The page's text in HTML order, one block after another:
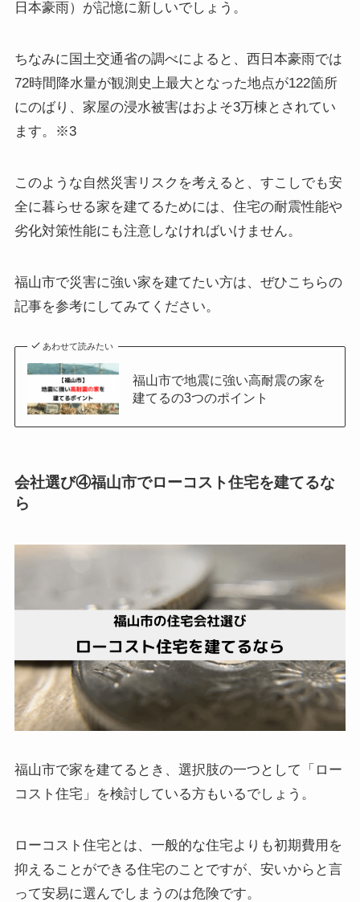
日本豪雨）が記憶に新しいでしょう。
ちなみに国土交通省の調べによると、西日本豪雨では
72時間降水量が観測史上最大となった地点が122箇所
にのばり、家屋の浸水被害はおよそ3万棟とされてい
ます。※3
このような自然災害リスクを考えると、すこしでも安
全に暮らせる家を建てるためには、住宅の耐震性能や
劣化対策性能にも注意しなければいけません。
福山市で災害に強い家を建てたい方は、ぜひこちらの
記事を参考にしてみてください。
あわせて読みたい
福山市で地震に強い高耐震の家を
建てるの3つのポイント
会社選び④福山市でローコスト住宅を建てるな
ら
福山市で家を建てるとき、選択肢の一つとして「ロー
コスト住宅」を検討している方もいるでしょう。
ローコスト住宅とは、一般的な住宅よりも初期費用を
抑えることができる住宅のことですが、安いからと言
って安易に選んでしまうのは危険です。